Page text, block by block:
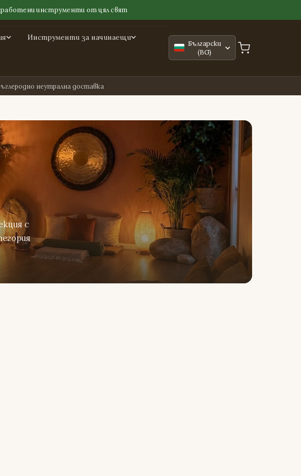
инструменти от цял свят
Инструменти за начинаещи
Български
(BG)
неутрална доставка
с